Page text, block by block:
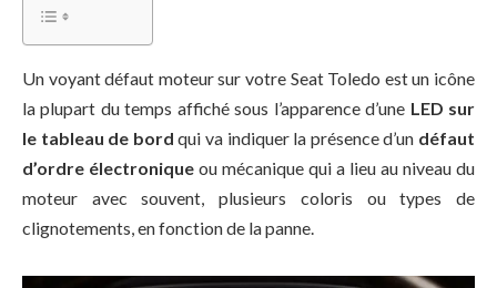
Un voyant défaut moteur sur votre Seat Toledo est un icône
la plupart du temps affiché sous l’apparence d’une LED sur
le tableau de bord qui va indiquer la présence d’un défaut
d’ordre électronique ou mécanique qui a lieu au niveau du
moteur avec souvent, plusieurs coloris ou types de
clignotements, en fonction de la panne.